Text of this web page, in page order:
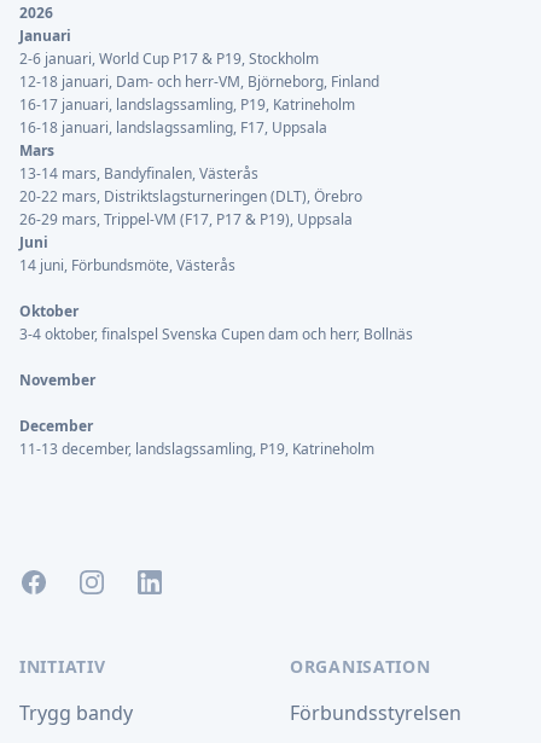
2026
Januari
2-6 januari, World Cup P17 & P19, Stockholm
12-18 januari, Dam- och herr-VM, Björneborg, Finland
16-17 januari, landslagssamling, P19, Katrineholm
16-18 januari, landslagssamling, F17, Uppsala
Mars
13-14 mars, Bandyfinalen, Västerås
20-22 mars, Distriktslagsturneringen (DLT), Örebro
26-29 mars, Trippel-VM (F17, P17 & P19), Uppsala
Juni
14 juni, Förbundsmöte, Västerås
Oktober
3-4 oktober, finalspel Svenska Cupen dam och herr, Bollnäs
November
December
11-13 december, landslagssamling, P19, Katrineholm
FacebookInstagramLinkedIn
INITIATIV
Trygg bandy
ORGANISATION
Förbundsstyrelsen